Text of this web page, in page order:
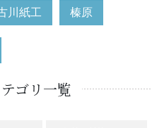
川紙工 榛原
ゴリ一覧